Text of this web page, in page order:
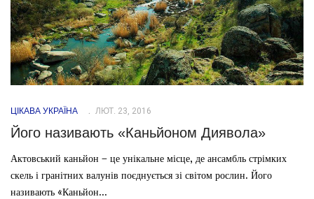
ЦІКАВА УКРАЇНА ЛЮТ. 23, 2016
Його називають «Каньйоном Диявола»
Актовський каньйон – це унікальне місце, де ансамбль стрімких
скель і гранітних валунів поєднується зі світом рослин. Його
називають «Каньйон...